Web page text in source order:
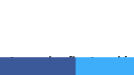
Associação